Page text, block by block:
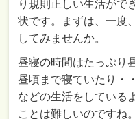
り規則正しい生活がで
状です。まずは、一度
してみませんか。
昼寝の時間はたっぷり
昼頃まで寝ていたり・
などの生活をしている
ことは難しいのですね。